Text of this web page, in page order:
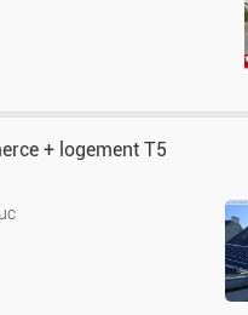
+ logement T5